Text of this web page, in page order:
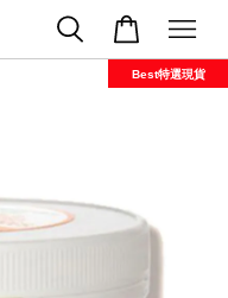
Best特選現貨